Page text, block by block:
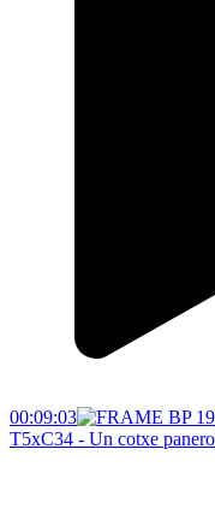
00:09:03
T5xC34 - Un cotxe